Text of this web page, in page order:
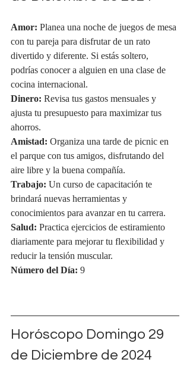
Amor: Planea una noche de juegos de mesa
con tu pareja para disfrutar de un rato
divertido y diferente. Si estás soltero,
podrías conocer a alguien en una clase de
cocina internacional.
Dinero: Revisa tus gastos mensuales y
ajusta tu presupuesto para maximizar tus
ahorros.
Amistad: Organiza una tarde de picnic en
el parque con tus amigos, disfrutando del
aire libre y la buena compañía.
Trabajo: Un curso de capacitación te
brindará nuevas herramientas y
conocimientos para avanzar en tu carrera.
Salud: Practica ejercicios de estiramiento
diariamente para mejorar tu flexibilidad y
reducir la tensión muscular.
Número del Día: 9
Horóscopo Domingo 29
de Diciembre de 2024